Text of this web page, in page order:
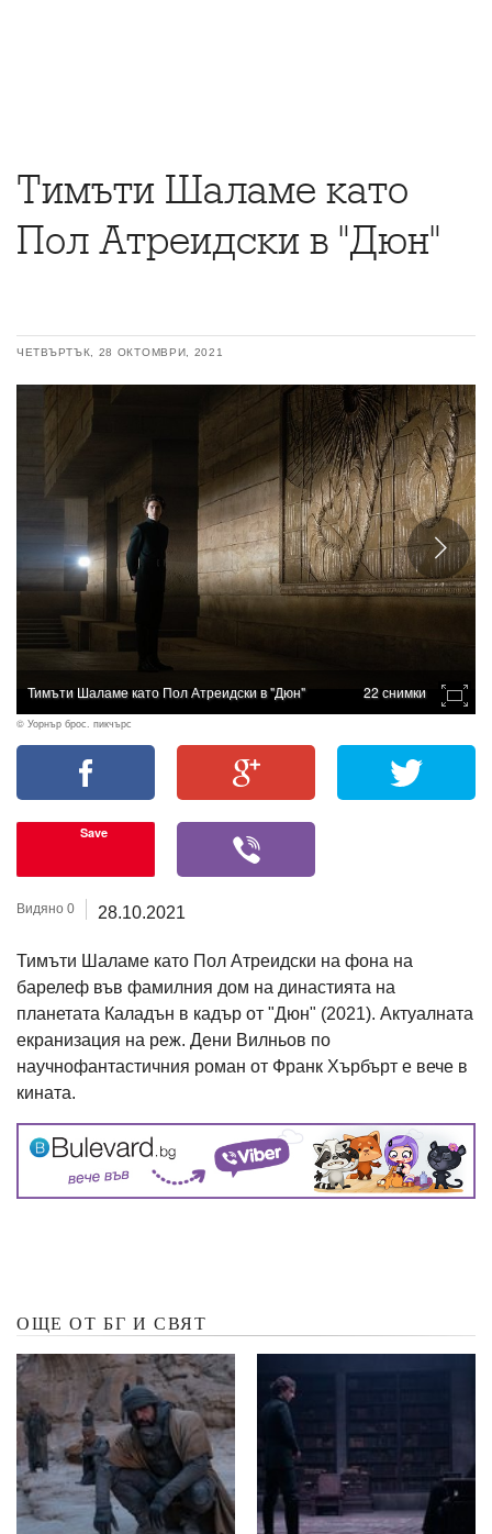
Тимъти Шаламе като
Пол Атреидски в "Дюн"
ЧЕТВЪРТЪК, 28 ОКТОМВРИ, 2021
Тимъти Шаламе като Пол Атреидски в "Дюн" 22 снимки
© Уорнър брос. пикчърс
Save
Видяно 0 28.10.2021
Тимъти Шаламе като Пол Атреидски на фона на
барелеф във фамилния дом на династията на
планетата Каладън в кадър от "Дюн" (2021). Актуалната
екранизация на реж. Дени Вилньов по
научнофантастичния роман от Франк Хърбърт е вече в
кината.
ОЩЕ ОТ БГ И СВЯТ